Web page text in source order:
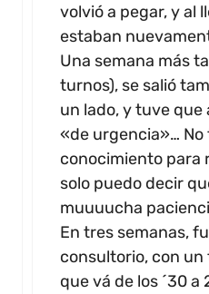
volvió a pegar, y al
estaban
Una semana más
turnos), se salió
un lado, y tuve
«de urgencia»… No
conocimiento para
solo puedo decir
muuuucha
En tres semanas,
consultorio, con un
que vá de los ´30 a